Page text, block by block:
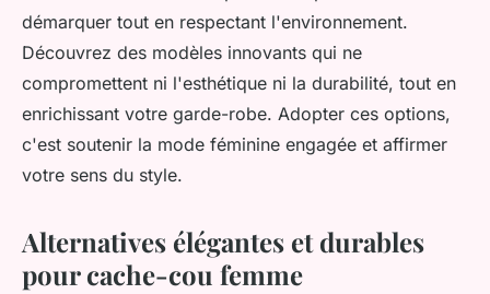
démarquer tout en respectant l'environnement.
Découvrez des modèles innovants qui ne
compromettent ni l'esthétique ni la durabilité, tout en
enrichissant votre garde-robe. Adopter ces options,
c'est soutenir la mode féminine engagée et affirmer
votre sens du style.
Alternatives élégantes et durables
pour cache-cou femme